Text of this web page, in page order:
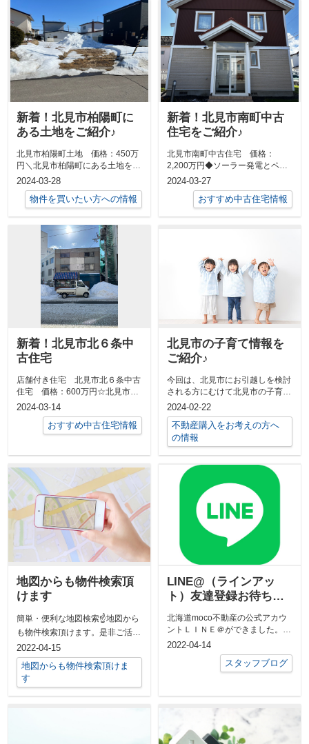
新着！北見市柏陽町に
ある土地をご紹介♪
北見市柏陽町土地 価格：450万
円＼北見市柏陽町にある土地をご
紹介♪／☆土地面積：234.00㎡
（7...
2024-03-28
物件を買いたい方への情報
新着！北見市南町中古
住宅をご紹介♪
北見市南町中古住宅 価格：
2,200万円◆ソーラー発電とペレ
ットストーブ設置済みで、気にな
る電気代こ...
2024-03-27
おすすめ中古住宅情報
新着！北見市北６条中
古住宅
店舗付き住宅 北見市北６条中古
住宅 価格：600万円☆北見市北
６条にある中古住宅のご案内☆・
北見駅か...
2024-03-14
おすすめ中古住宅情報
北見市の子育て情報を
ご紹介♪
今回は、北見市にお引越しを検討
される方にむけて北見市の子育て
情報について、ご紹介します♪北
見市は、子...
2024-02-22
不動産購入をお考えの方へ
の情報
地図からも物件検索頂
けます
簡単・便利な地図検索☝地図から
も物件検索頂けます。是非ご活用
ください。スマホですと画面が小
さく操作し...
2022-04-15
地図からも物件検索頂けま
す
LINE@（ラインアッ
ト）友達登録お待ちし
ております！
北海道moco不動産の公式アカウ
ントＬＩＮＥ＠ができました。
「友だち追加」すると当店の不動
2022-04-14
スタッフブログ